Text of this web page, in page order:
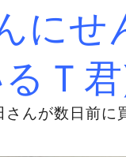
にせ
Ｔ
んが数日前